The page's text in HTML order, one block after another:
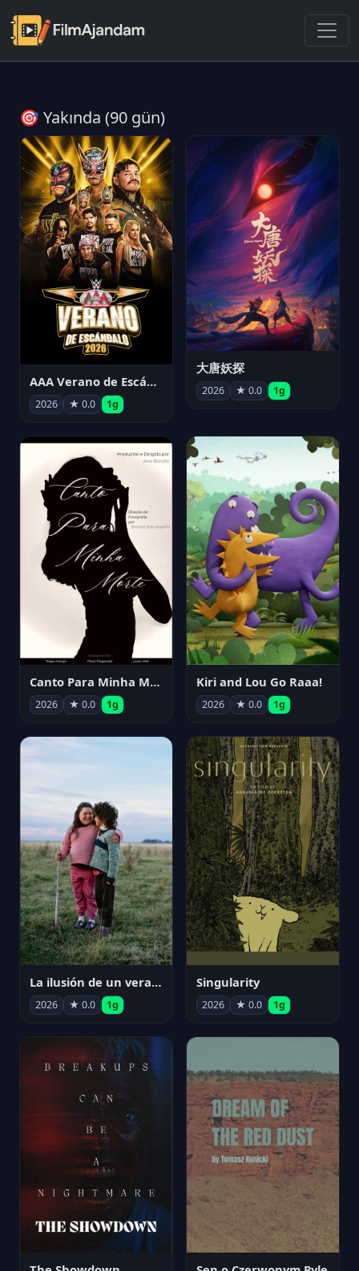
🎯 Yakında (90 gün)
AAA Verano de Escándalo 2026 - Week 3
2026 ★ 0.0 1g
大唐妖探
2026 ★ 0.0 1g
Canto Para Minha Morte
2026 ★ 0.0 1g
Kiri and Lou Go Raaa!
2026 ★ 0.0 1g
La ilusión de un verano sin fin
2026 ★ 0.0 1g
Singularity
2026 ★ 0.0 1g